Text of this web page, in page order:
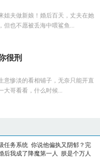
姐夫做新娘！婚后百天，丈夫在她
但也不愿被丢海中喂鲨鱼...
很刑
意惨淡的看相铺子，无奈只能开直
大哥看看，什么时候...
任务系统 你说他偏执又阴郁？完
后我成了降魔第一人
朕是个万人